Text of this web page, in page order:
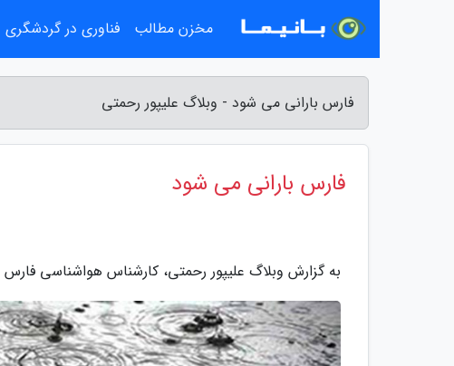
فارس بارانی می شود - وبلاگ علیپور رحمتی
فارس بارانی می شود
به گزارش وبلاگ علیپور رحمتی، کارشناس هواشناسی فارس
مخزن مطالب فناوری در گردشگری